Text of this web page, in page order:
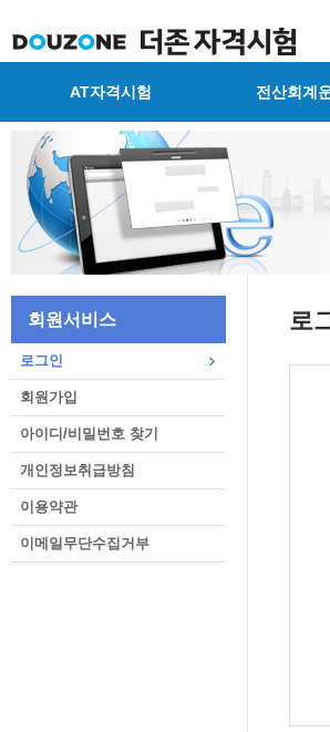
AT자격시험 전산회계
회원서비스
로그인
회원가입
아이디/비밀번호 찾기
개인정보취급방침
이용약관
이메일무단수집거부
로